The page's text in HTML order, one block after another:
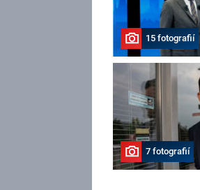
15 fotografií
7 fotografií